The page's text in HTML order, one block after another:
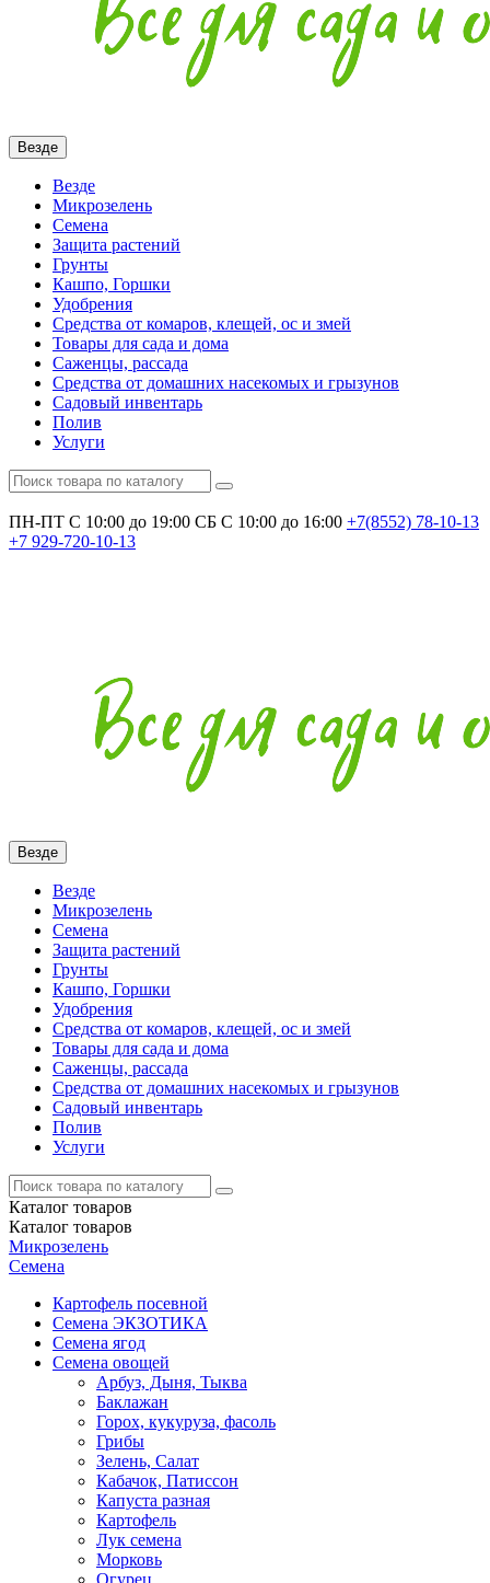
Везде
Везде
Микрозелень
Семена
Защита растений
Грунты
Кашпо, Горшки
Удобрения
Средства от комаров, клещей, ос и змей
Товары для сада и дома
Саженцы, рассада
Средства от домашних насекомых и грызунов
Садовый инвентарь
Полив
Услуги
ПН-ПТ С 10:00 до 19:00 СБ С 10:00 до 16:00 +7(8552) 78-10-13
+7 929-720-10-13
Везде
Везде
Микрозелень
Семена
Защита растений
Грунты
Кашпо, Горшки
Удобрения
Средства от комаров, клещей, ос и змей
Товары для сада и дома
Саженцы, рассада
Средства от домашних насекомых и грызунов
Садовый инвентарь
Полив
Услуги
Каталог товаров
Каталог товаров
Микрозелень
Семена
Картофель посевной
Семена ЭКЗОТИКА
Семена ягод
Семена овощей
Арбуз, Дыня, Тыква
Баклажан
Горох, кукуруза, фасоль
Грибы
Зелень, Салат
Кабачок, Патиссон
Капуста разная
Картофель
Лук семена
Морковь
Огурец